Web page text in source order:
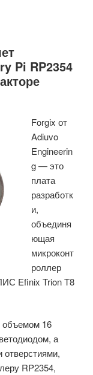
Pi RP2354
Forgix от
Adiuvo
Engineerin
g — это
плата
разработк
и,
объединя
ющая
микроконт
роллер
Efinix Trion T8
объемом 16
а
RP2354,